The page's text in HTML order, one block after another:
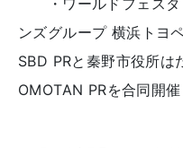
・ワールドフェスタ
ンズグループ 横浜トヨ
SBD PRと秦野市役所は
OMOTAN PRを合同開催